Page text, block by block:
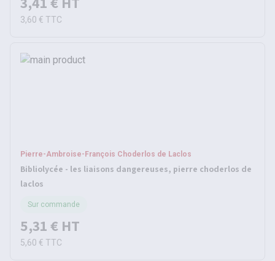
3,60 € TTC
Pierre-Ambroise-François Choderlos de Laclos
Bibliolycée - les liaisons dangereuses, pierre choderlos de
laclos
Sur commande
5,31 € HT
5,60 € TTC